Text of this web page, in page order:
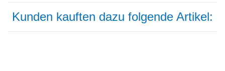
Kunden kauften dazu folgende Artikel: